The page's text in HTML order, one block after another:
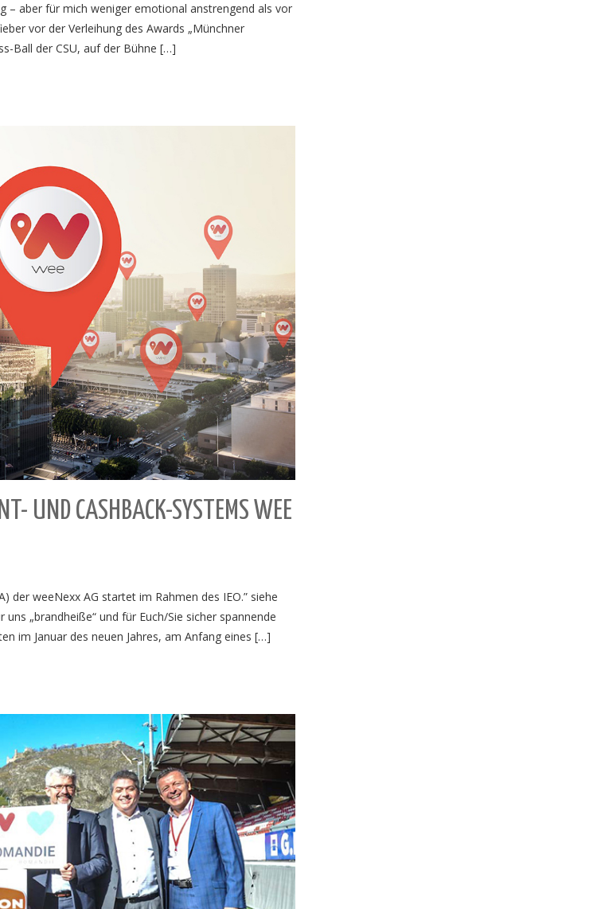
– aber für mich weniger emotional anstrengend als vor
vor der Verleihung des Awards „Münchner
Ball der CSU, auf der Bühne […]
UND CASHBACK-SYSTEMS WEE
der weeNexx AG startet im Rahmen des IEO.” siehe
„brandheiße“ und für Euch/Sie sicher spannende
im Januar des neuen Jahres, am Anfang eines […]